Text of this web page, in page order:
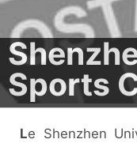
Sports
Le Shenzhen Universiade Sports Centre Stadium